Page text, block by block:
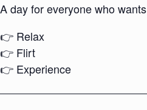
A day for everyone who
👉 Relax
👉 Flirt
👉 Experience